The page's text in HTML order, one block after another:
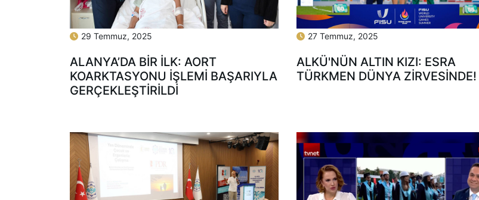
29 Temmuz, 2025
ALANYA’DA BİR İLK: AORT
KOARKTASYONU İŞLEMİ BAŞARIYLA
GERÇEKLEŞTİRİLDİ
27 Temmuz, 2025
ALKÜ'NÜN ALTIN KIZI: ESRA
TÜRKMEN DÜNYA ZİRVESİNDE!